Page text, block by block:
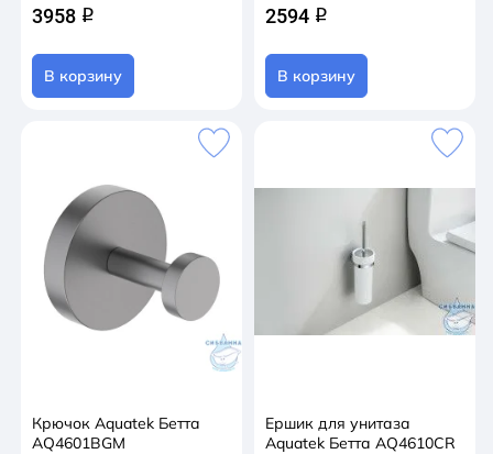
3958 q
В корзину
2594 q
В корзину
Крючок Aquatek Бетта
AQ4601BGM
Ершик для унитаза
Aquatek Бетта AQ4610CR